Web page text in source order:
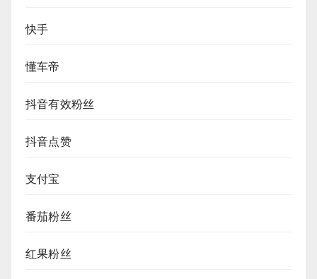
快手
懂车帝
抖音有效粉丝
抖音点赞
支付宝
番茄粉丝
红果粉丝